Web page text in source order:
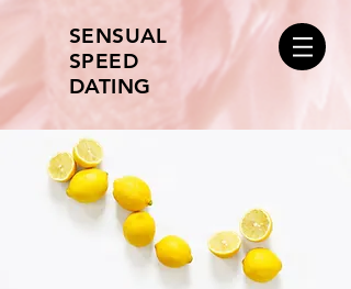
SENSUAL
SPEED
DATING